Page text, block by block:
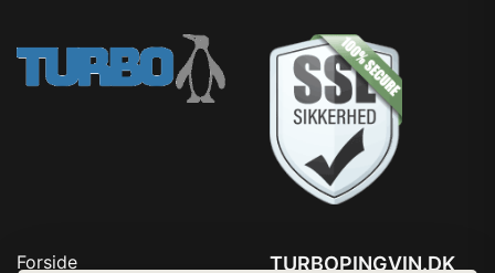
Forside TURBOPINGVIN.DK